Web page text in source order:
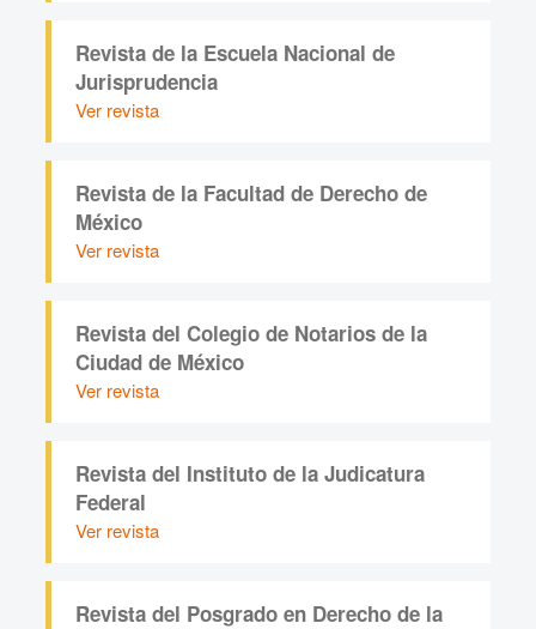
Revista de la Escuela Nacional de
Jurisprudencia
Ver revista
Revista de la Facultad de Derecho de
México
Ver revista
Revista del Colegio de Notarios de la
Ciudad de México
Ver revista
Revista del Instituto de la Judicatura
Federal
Ver revista
Revista del Posgrado en Derecho de la